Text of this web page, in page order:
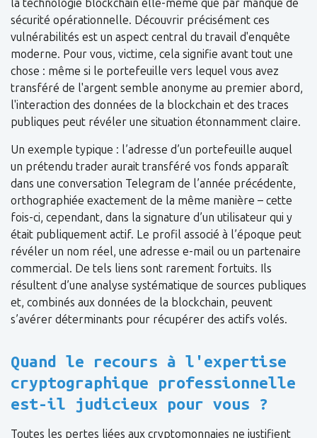
la technologie blockchain elle-même que par manque de
sécurité opérationnelle. Découvrir précisément ces
vulnérabilités est un aspect central du travail d'enquête
moderne. Pour vous, victime, cela signifie avant tout une
chose : même si le portefeuille vers lequel vous avez
transféré de l'argent semble anonyme au premier abord,
l'interaction des données de la blockchain et des traces
publiques peut révéler une situation étonnamment claire.
Un exemple typique : l’adresse d’un portefeuille auquel
un prétendu trader aurait transféré vos fonds apparaît
dans une conversation Telegram de l’année précédente,
orthographiée exactement de la même manière – cette
fois-ci, cependant, dans la signature d’un utilisateur qui y
était publiquement actif. Le profil associé à l’époque peut
révéler un nom réel, une adresse e-mail ou un partenaire
commercial. De tels liens sont rarement fortuits. Ils
résultent d’une analyse systématique de sources publiques
et, combinés aux données de la blockchain, peuvent
s’avérer déterminants pour récupérer des actifs volés.
Quand le recours à l'expertise
cryptographique professionnelle
est-il judicieux pour vous ?
Toutes les pertes liées aux cryptomonnaies ne justifient